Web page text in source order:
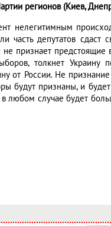
регионов (Киев,
нелегитимным
часть депутатов
признает
толкнет Украину
от России. Не
будут признаны, и
в любом случае будет